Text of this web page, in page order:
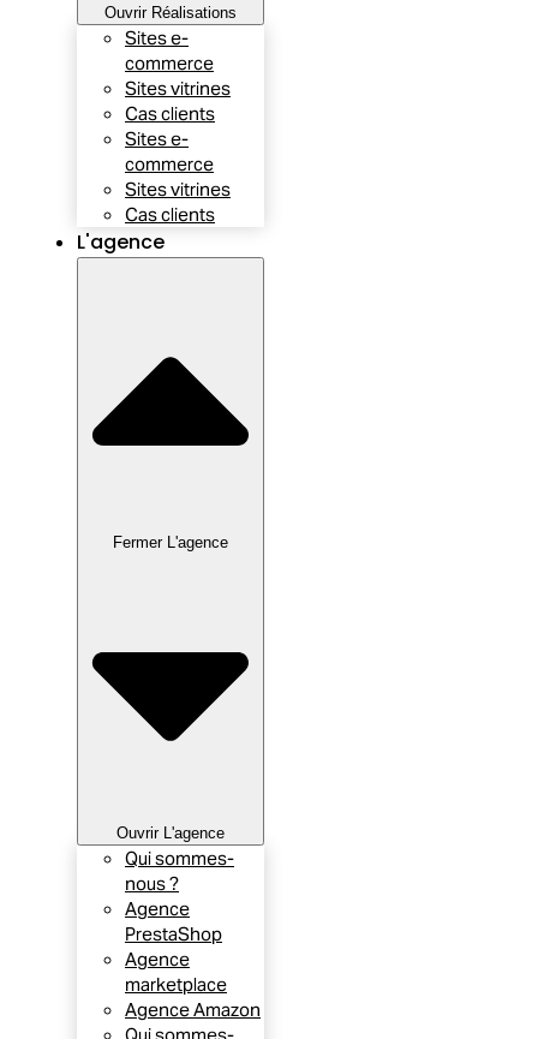
Ouvrir Réalisations
Sites e-
commerce
Sites vitrines
Cas clients
Sites e-
commerce
Sites vitrines
Cas clients
L'agence
Fermer L'agence
Ouvrir L'agence
Qui sommes-
nous ?
Agence
PrestaShop
Agence
marketplace
Agence Amazon